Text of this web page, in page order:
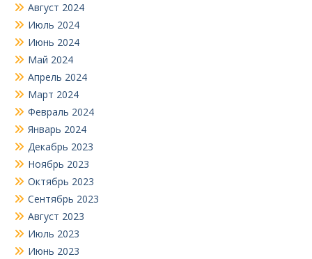
Август 2024
Июль 2024
Июнь 2024
Май 2024
Апрель 2024
Март 2024
Февраль 2024
Январь 2024
Декабрь 2023
Ноябрь 2023
Октябрь 2023
Сентябрь 2023
Август 2023
Июль 2023
Июнь 2023